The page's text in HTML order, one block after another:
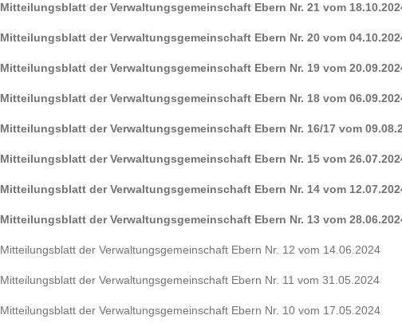
Mitteilungsblatt der Verwaltungsgemeinschaft Ebern Nr. 21 vom
Mitteilungsblatt der Verwaltungsgemeinschaft Ebern Nr. 20 vom
Mitteilungsblatt der Verwaltungsgemeinschaft Ebern Nr. 19 vom
Mitteilungsblatt der Verwaltungsgemeinschaft Ebern Nr. 18 vom
Mitteilungsblatt der Verwaltungsgemeinschaft Ebern Nr. 16/17 vom
Mitteilungsblatt der Verwaltungsgemeinschaft Ebern Nr. 15 vom
Mitteilungsblatt der Verwaltungsgemeinschaft Ebern Nr. 14 vom
Mitteilungsblatt der Verwaltungsgemeinschaft Ebern Nr. 13 vom
Mitteilungsblatt der Verwaltungsgemeinschaft Ebern Nr. 12 vom 14.06.2024
Mitteilungsblatt der Verwaltungsgemeinschaft Ebern Nr. 11 vom 31.05.2024
Mitteilungsblatt der Verwaltungsgemeinschaft Ebern Nr. 10 vom 17.05.2024